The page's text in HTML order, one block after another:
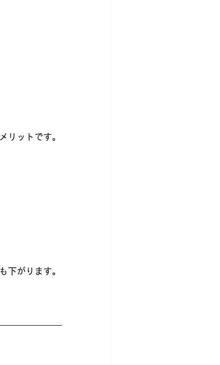
リットです。
下がります。